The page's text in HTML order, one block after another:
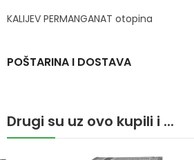
KALIJEV PERMANGANAT otopina
POŠTARINA I DOSTAVA
Drugi su uz ovo kupili i ...